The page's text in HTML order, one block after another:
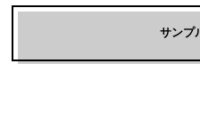
サンプ